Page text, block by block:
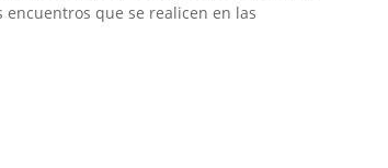
encuentros que se realicen en las